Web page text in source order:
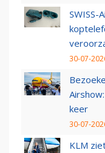
SWISS-
30-07-
keer
30-07-
KLM